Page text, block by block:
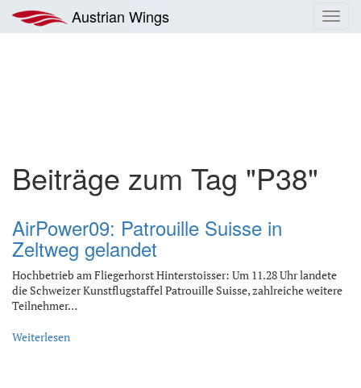
Inhalt
springen
Austrian Wings
Beiträge zum Tag "P38"
AirPower09: Patrouille Suisse in
Zeltweg gelandet
Hochbetrieb am Fliegerhorst Hinterstoisser: Um 11.28 Uhr landete
die Schweizer Kunstflugstaffel Patrouille Suisse, zahlreiche weitere
Teilnehmer…
Weiterlesen